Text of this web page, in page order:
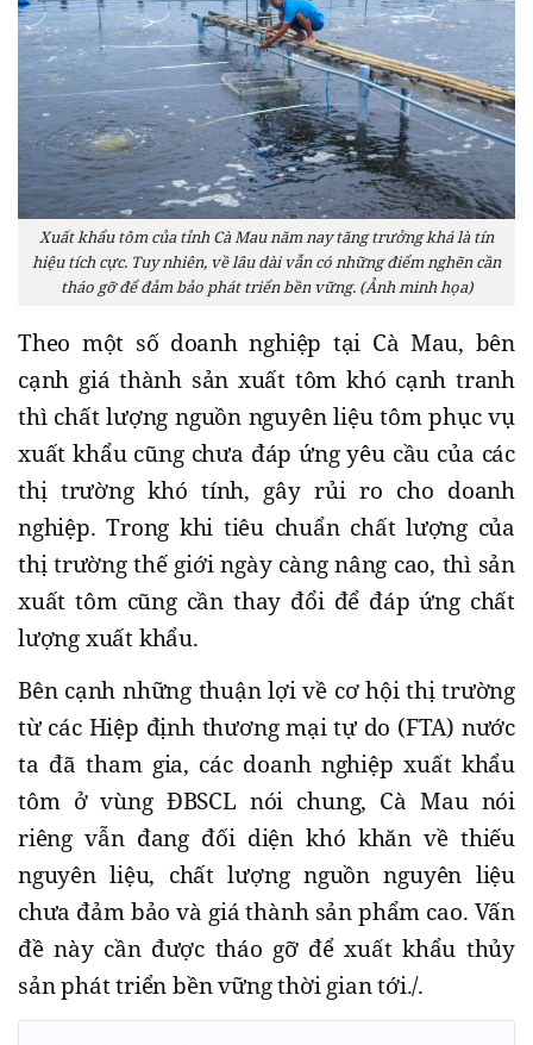
Xuất khẩu tôm của tỉnh Cà Mau năm nay tăng trưởng khá là tín
hiệu tích cực. Tuy nhiên, về lâu dài vẫn có những điểm nghẽn cần
tháo gỡ để đảm bảo phát triển bền vững. (Ảnh minh họa)
Theo một số doanh nghiệp tại Cà Mau, bên
cạnh giá thành sản xuất tôm khó cạnh tranh
thì chất lượng nguồn nguyên liệu tôm phục vụ
xuất khẩu cũng chưa đáp ứng yêu cầu của các
thị trường khó tính, gây rủi ro cho doanh
nghiệp. Trong khi tiêu chuẩn chất lượng của
thị trường thế giới ngày càng nâng cao, thì sản
xuất tôm cũng cần thay đổi để đáp ứng chất
lượng xuất khẩu.
Bên cạnh những thuận lợi về cơ hội thị trường
từ các Hiệp định thương mại tự do (FTA) nước
ta đã tham gia, các doanh nghiệp xuất khẩu
tôm ở vùng ĐBSCL nói chung, Cà Mau nói
riêng vẫn đang đối diện khó khăn về thiếu
nguyên liệu, chất lượng nguồn nguyên liệu
chưa đảm bảo và giá thành sản phẩm cao. Vấn
đề này cần được tháo gỡ để xuất khẩu thủy
sản phát triển bền vững thời gian tới./.